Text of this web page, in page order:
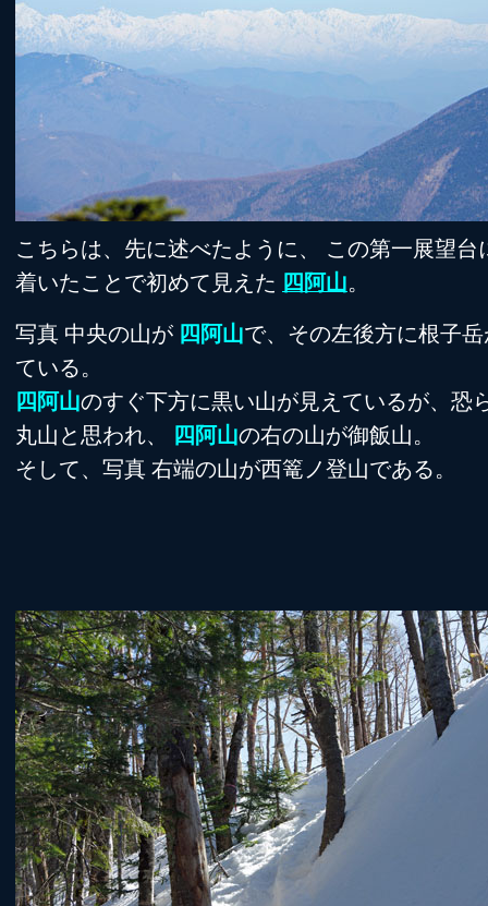
こちらは、先に述べたように、 この第一展望台
着いたことで初めて見えた 四阿山。
写真 中央の山が 四阿山で、その左後方に根子
ている。
四阿山のすぐ下方に黒い山が見えているが、恐
丸山と思われ、
四阿山の右の山が御飯山。
そして、写真 右端の山が西篭ノ登山である。